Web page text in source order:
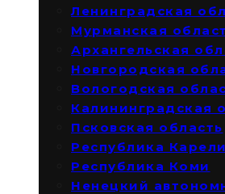
Ленинградская
Мурманская
Архангельская
Новгородская
Вологодская
Калининградская
Псковская область
Республика
Республика Коми
Ненецкий